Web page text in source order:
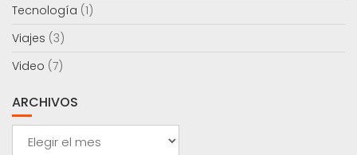
Tecnología (1)
Viajes (3)
Video (7)
ARCHIVOS
Archivos